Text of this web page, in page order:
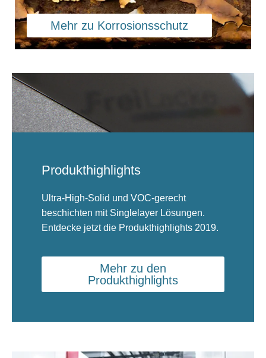
Mehr zu Korrosionsschutz
Produkthighlights
Ultra-High-Solid und VOC-gerecht
beschichten mit Singlelayer Lösungen.
Entdecke jetzt die Produkthighlights 2019.
Mehr zu den
Produkthighlights